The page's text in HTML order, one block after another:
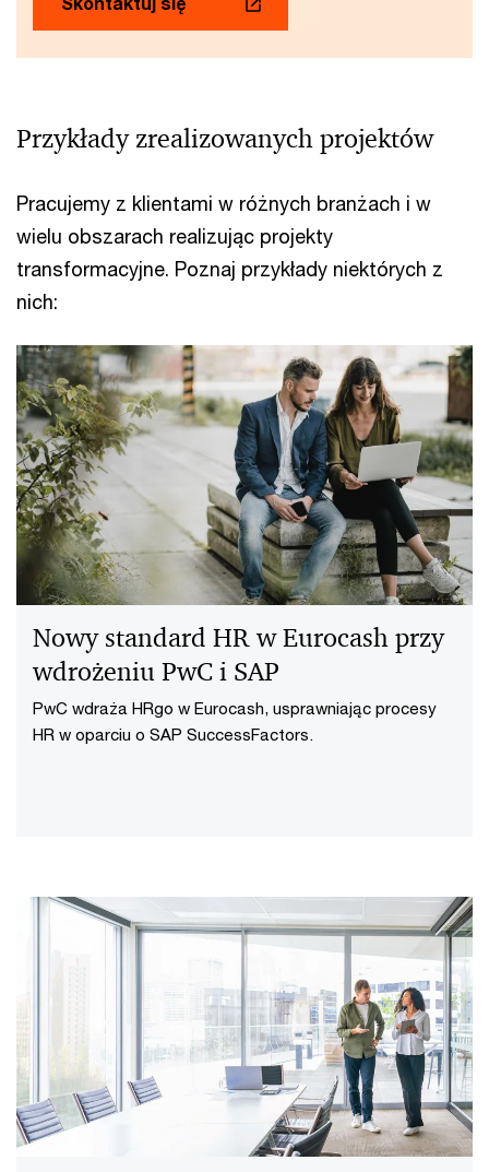
Przykłady zrealizowanych projektów
Pracujemy z klientami w różnych branżach i w
wielu obszarach realizując projekty
transformacyjne. Poznaj przykłady niektórych z
nich:
Nowy standard HR w Eurocash przy
wdrożeniu PwC i SAP
PwC wdraża HRgo w Eurocash, usprawniając procesy
HR w oparciu o SAP SuccessFactors.